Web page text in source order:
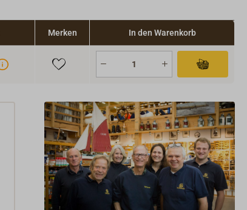
Merken In den Warenkorb